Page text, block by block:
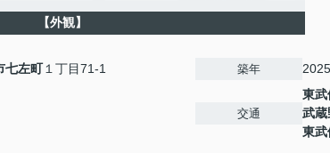
【外観】
七左町１丁目71-1 築年
交通
東武
武蔵
東武